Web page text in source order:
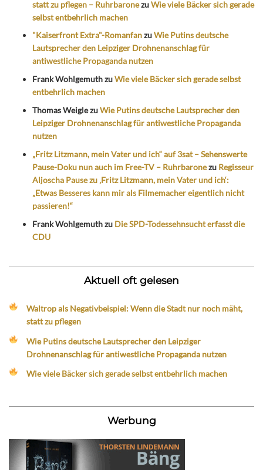
statt zu pflegen – RuhrbaronezuWie viele Bäcker sich gerade
selbst entbehrlich machen
"Kaiserfront Extra"-RomanfanzuWie Putins deutsche
Lautsprecher den Leipziger Drohnenanschlag für
antiwestliche Propaganda nutzen
Frank WohlgemuthzuWie viele Bäcker sich gerade selbst
entbehrlich machen
Thomas WeiglezuWie Putins deutsche Lautsprecher den
Leipziger Drohnenanschlag für antiwestliche Propaganda
nutzen
„Fritz Litzmann, mein Vater und ich“ auf 3sat – Sehenswerte
Pause-Doku nun auch im Free-TV – Ruhrbaronezu Regisseur
Aljoscha Pause zu ‚Fritz Litzmann, mein Vater und ich‘:
„Etwas Besseres kann mir als Filmemacher eigentlich nicht
passieren!“
Frank Wohlgemuthzu Die SPD-Todessehnsucht erfasst die
CDU
Aktuell oft gelesen
Waltrop als Negativbeispiel: Wenn die Stadt nur noch mäht,
statt zu pflegen
Wie Putins deutsche Lautsprecher den Leipziger
Drohnenanschlag für antiwestliche Propaganda nutzen
Wie viele Bäcker sich gerade selbst entbehrlich machen
Werbung